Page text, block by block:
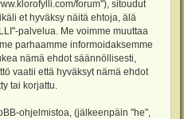
forum"), sitoudut
et hyväksy näitä ehtoja, älä
palvelua. Me voimme muuttaa
parhaamme informoidaksemme
nämä ehdot säännöllisesti,
vaatii että hyväksyt nämä ehdot
tai korjattu.
ohjelmistoa, (jälkeenpäin "he",